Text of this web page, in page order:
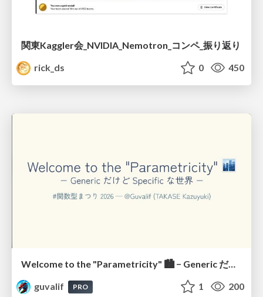
関東Kaggler会_NVIDIA_Nemotron_コンペ_振り返り
rick_ds
0 450
Welcome to the "Parametricity" 🏙️ − Generic だけど Specific な世界 −
guvalif
PRO 1 200